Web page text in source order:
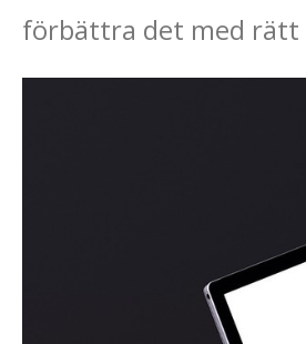
förbättra det med rätt